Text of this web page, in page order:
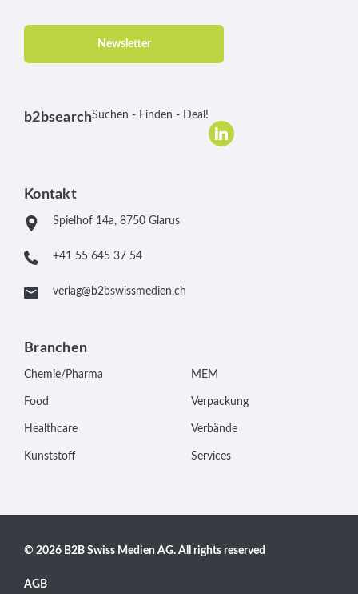
Newsletter
b2bsearchSuchen - Finden - Deal!
Kontakt
Spielhof 14a, 8750 Glarus
+41 55 645 37 54
verlag@b2bswissmedien.ch
Branchen
Chemie/Pharma
Food
Healthcare
Kunststoff
MEM
Verpackung
Verbände
Services
© 2026 B2B Swiss Medien AG. All rights reserved
AGB